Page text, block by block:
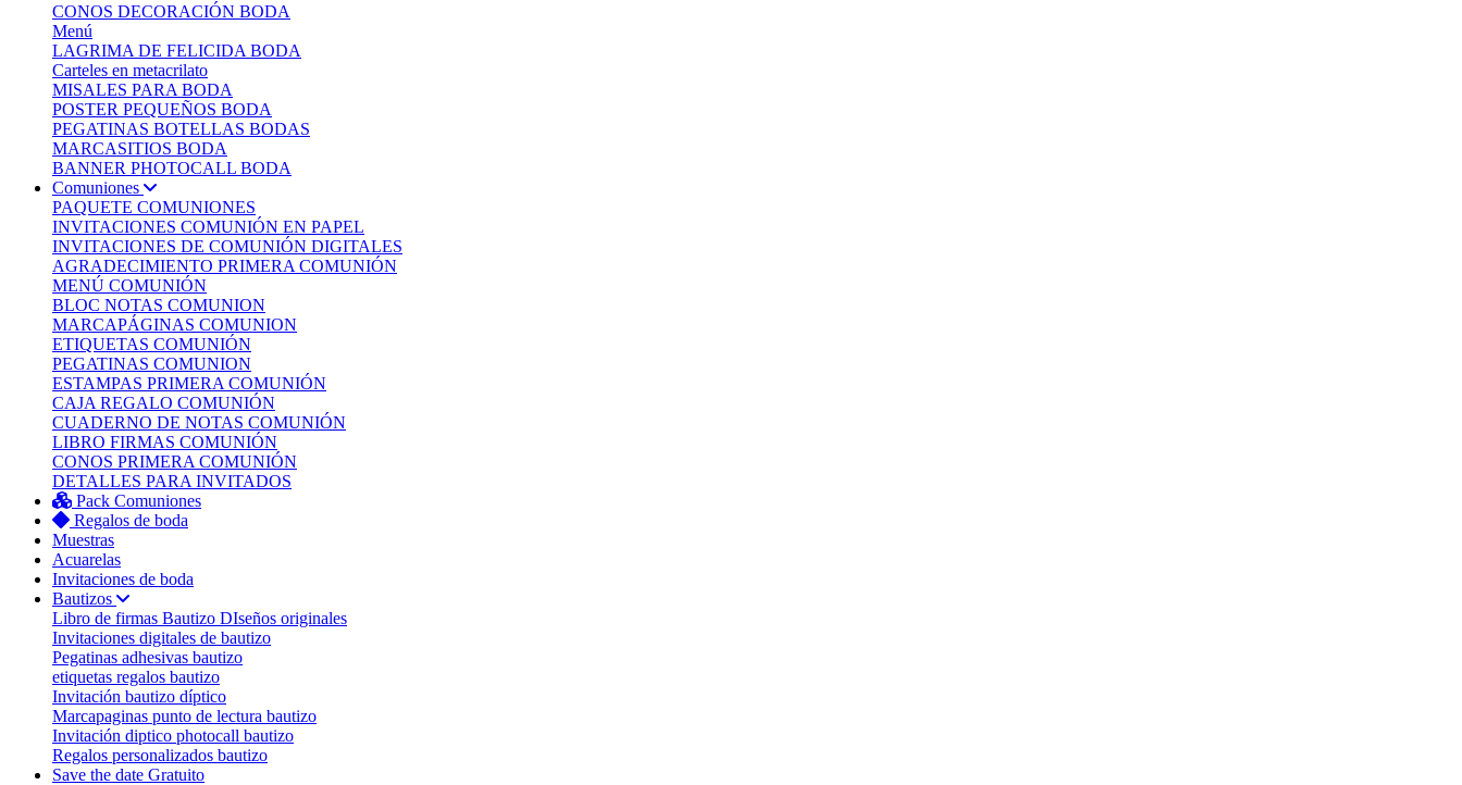
CONOS DECORACIÓN BODA
Menú
LAGRIMA DE FELICIDA BODA
Carteles en metacrilato
MISALES PARA BODA
POSTER PEQUEÑOS BODA
PEGATINAS BOTELLAS BODAS
MARCASITIOS BODA
BANNER PHOTOCALL BODA
Comuniones
PAQUETE COMUNIONES
INVITACIONES COMUNIÓN EN PAPEL
INVITACIONES DE COMUNIÓN DIGITALES
AGRADECIMIENTO PRIMERA COMUNIÓN
MENÚ COMUNIÓN
BLOC NOTAS COMUNION
MARCAPÁGINAS COMUNION
ETIQUETAS COMUNIÓN
PEGATINAS COMUNION
ESTAMPAS PRIMERA COMUNIÓN
CAJA REGALO COMUNIÓN
CUADERNO DE NOTAS COMUNIÓN
LIBRO FIRMAS COMUNIÓN
CONOS PRIMERA COMUNIÓN
DETALLES PARA INVITADOS
Pack Comuniones
Regalos de boda
Muestras
Acuarelas
Invitaciones de boda
Bautizos
Libro de firmas Bautizo DIseños originales
Invitaciones digitales de bautizo
Pegatinas adhesivas bautizo
etiquetas regalos bautizo
Invitación bautizo díptico
Marcapaginas punto de lectura bautizo
Invitación diptico photocall bautizo
Regalos personalizados bautizo
Save the date Gratuito